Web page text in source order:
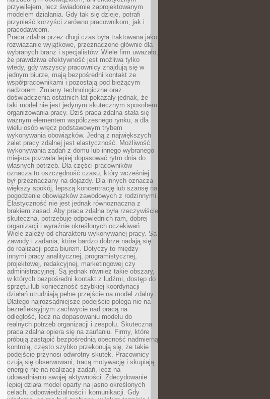
przywilejem, lecz świadomie zaprojektowanym
modelem działania. Gdy tak się dzieje, potrafi
przynieść korzyści zarówno pracownikom, jak i
pracodawcom.
Praca zdalna przez długi czas była traktowana jako
rozwiązanie wyjątkowe, przeznaczone głównie dla
wybranych branż i specjalistów. Wiele firm uważało,
że prawdziwa efektywność jest możliwa tylko
wtedy, gdy wszyscy pracownicy znajdują się w
jednym biurze, mają bezpośredni kontakt ze
współpracownikami i pozostają pod bieżącym
nadzorem. Zmiany technologiczne oraz
doświadczenia ostatnich lat pokazały jednak, że
taki model nie jest jedynym skutecznym sposobem
organizowania pracy. Dziś praca zdalna stała się
ważnym elementem współczesnego rynku, a dla
wielu osób wręcz podstawowym trybem
wykonywania obowiązków. Jedną z największych
zalet pracy zdalnej jest elastyczność. Możliwość
wykonywania zadań z domu lub innego wybranego
miejsca pozwala lepiej dopasować rytm dnia do
własnych potrzeb. Dla części pracowników
oznacza to oszczędność czasu, który wcześniej
był przeznaczany na dojazdy. Dla innych oznacza
większy spokój, lepszą koncentrację lub szansę na
pogodzenie obowiązków zawodowych z rodzinnymi.
Elastyczność nie jest jednak równoznaczna z
brakiem zasad. Aby praca zdalna była rzeczywiście
skuteczna, potrzebuje odpowiednich ram, dobrej
organizacji i wyraźnie określonych oczekiwań.
Wiele zależy od charakteru wykonywanej pracy. Są
zawody i zadania, które bardzo dobrze nadają się
do realizacji poza biurem. Dotyczy to między
innymi pracy analitycznej, programistycznej,
projektowej, redakcyjnej, marketingowej czy
administracyjnej. Są jednak również takie obszary,
w których bezpośredni kontakt z ludźmi, dostęp do
sprzętu lub konieczność szybkiej koordynacji
działań utrudniają pełne przejście na model zdalny.
Dlatego najrozsądniejsze podejście polega nie na
bezrefleksyjnym zachwycie nad pracą na
odległość, lecz na dopasowaniu modelu do
realnych potrzeb organizacji i zespołu. Skuteczna
praca zdalna opiera się na zaufaniu. Firmy, które
próbują zastąpić bezpośrednią obecność nadmierną
kontrolą, często szybko przekonują się, że takie
podejście przynosi odwrotny skutek. Pracownicy
czują się obserwowani, tracą motywację i skupiają
energię nie na realizacji zadań, lecz na
udowadnianiu swojej aktywności. Zdecydowanie
lepiej działa model oparty na jasno określonych
celach, odpowiedzialności i komunikacji. Gdy